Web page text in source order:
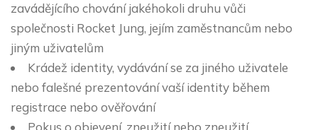
zavádějícího chování jakéhokoli druhu vůči
společnosti Rocket Jung, jejím zaměstnancům nebo
jiným uživatelům
Krádež identity, vydávání se za jiného uživatele
nebo falešné prezentování vaší identity během
registrace nebo ověřování
Pokus o objevení, zneužití nebo zneužití